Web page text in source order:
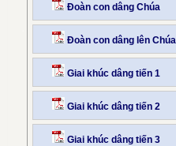
Đoàn con dâng Chúa
Đoàn con dâng lên Chúa
Giai khúc dâng tiến 1
Giai khúc dâng tiến 2
Giai khúc dâng tiến 3